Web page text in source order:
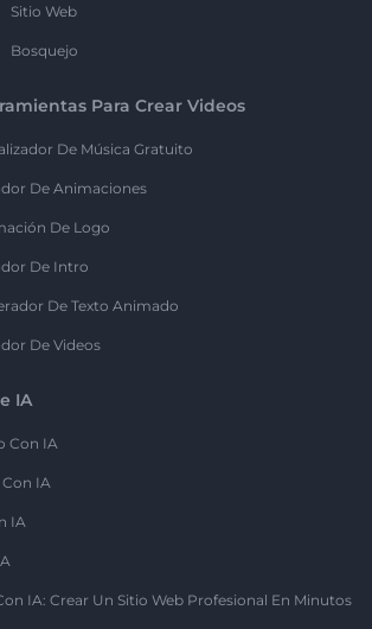
Sitio Web
Bosquejo
Para Crear Videos
De Música Gratuito
De Animaciones
De Logo
De Intro
De Texto Animado
De Videos
IA
Con IA
IA
IA
IA: Crear Un Sitio Web Profesional En Minutos